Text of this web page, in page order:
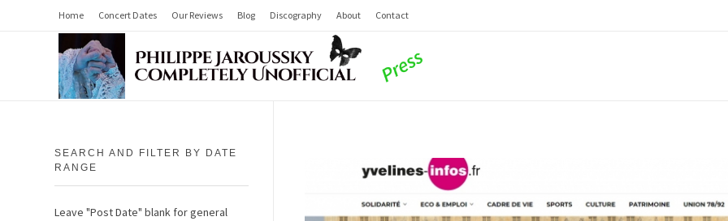
Home Concert Dates Our Reviews Blog Discography About Contact
SEARCH AND FILTER BY DATE
RANGE
Leave "Post Date" blank for general